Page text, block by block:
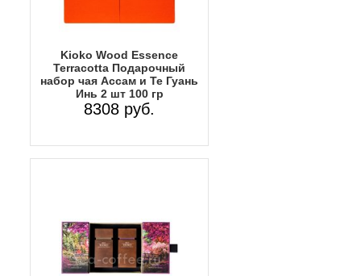
Kioko Wood Essence
Terracotta Подарочный
набор чая Ассам и Те Гуань
Инь 2 шт 100 гр
8308 руб.